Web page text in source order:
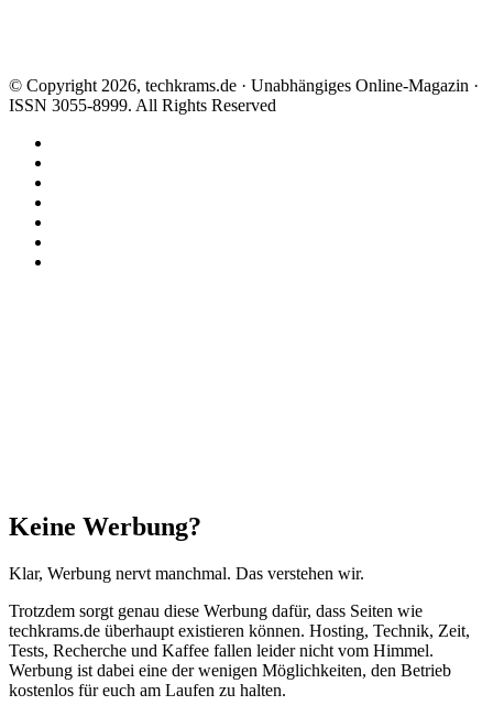
© Copyright 2026, techkrams.de · Unabhängiges Online-Magazin ·
ISSN 3055-8999. All Rights Reserved
Schließen
Keine Werbung?
Klar, Werbung nervt manchmal. Das verstehen wir.
Trotzdem sorgt genau diese Werbung dafür, dass Seiten wie
techkrams.de überhaupt existieren können. Hosting, Technik, Zeit,
Tests, Recherche und Kaffee fallen leider nicht vom Himmel.
Werbung ist dabei eine der wenigen Möglichkeiten, den Betrieb
kostenlos für euch am Laufen zu halten.